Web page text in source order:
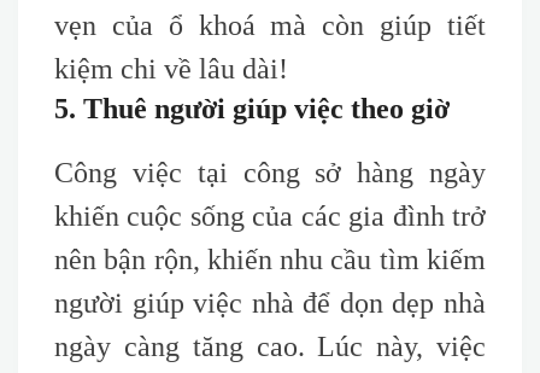
vẹn của ổ khoá mà còn giúp tiết
kiệm chi về lâu dài!
5. Thuê người giúp việc theo giờ
Công việc tại công sở hàng ngày
khiến cuộc sống của các gia đình trở
nên bận rộn, khiến nhu cầu tìm kiếm
người giúp việc nhà để dọn dẹp nhà
ngày càng tăng cao. Lúc này, việc